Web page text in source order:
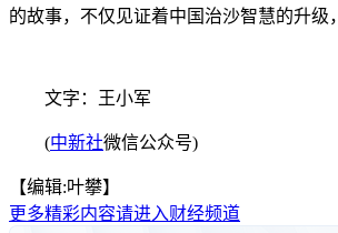
的故事，不仅见证着中国治沙智慧的升级
文字：王小军
(中新社微信公众号)
【编辑:叶攀】
更多精彩内容请进入财经频道